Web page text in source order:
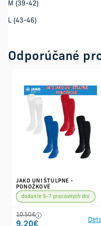
M (39-42)
L (43-46)
Odporúčané
JAKO UNI ŠTULPNE -
PONOŽKOVÉ
dodanie 5-7 pracovných dní
10.50€